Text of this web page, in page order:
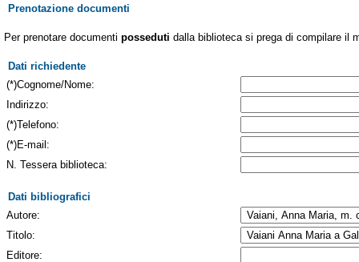
Prenotazione documenti
Per prenotare documenti posseduti dalla biblioteca si prega di compilare il
Dati richiedente
(*)Cognome/Nome:
Indirizzo:
(*)Telefono:
(*)E-mail:
N. Tessera biblioteca:
Dati bibliografici
Autore:
Titolo:
Editore: